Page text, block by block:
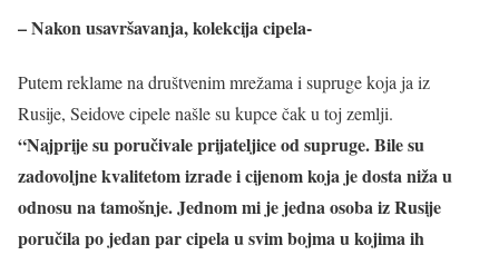
– Nakon usavršavanja, kolekcija cipela-
Putem reklame na društvenim mrežama i supruge koja ja iz
Rusije, Seidove cipele našle su kupce čak u toj zemlji.
“Najprije su poručivale prijateljice od supruge. Bile su
zadovoljne kvalitetom izrade i cijenom koja je dosta niža u
odnosu na tamošnje. Jednom mi je jedna osoba iz Rusije
poručila po jedan par cipela u svim bojma u kojima ih